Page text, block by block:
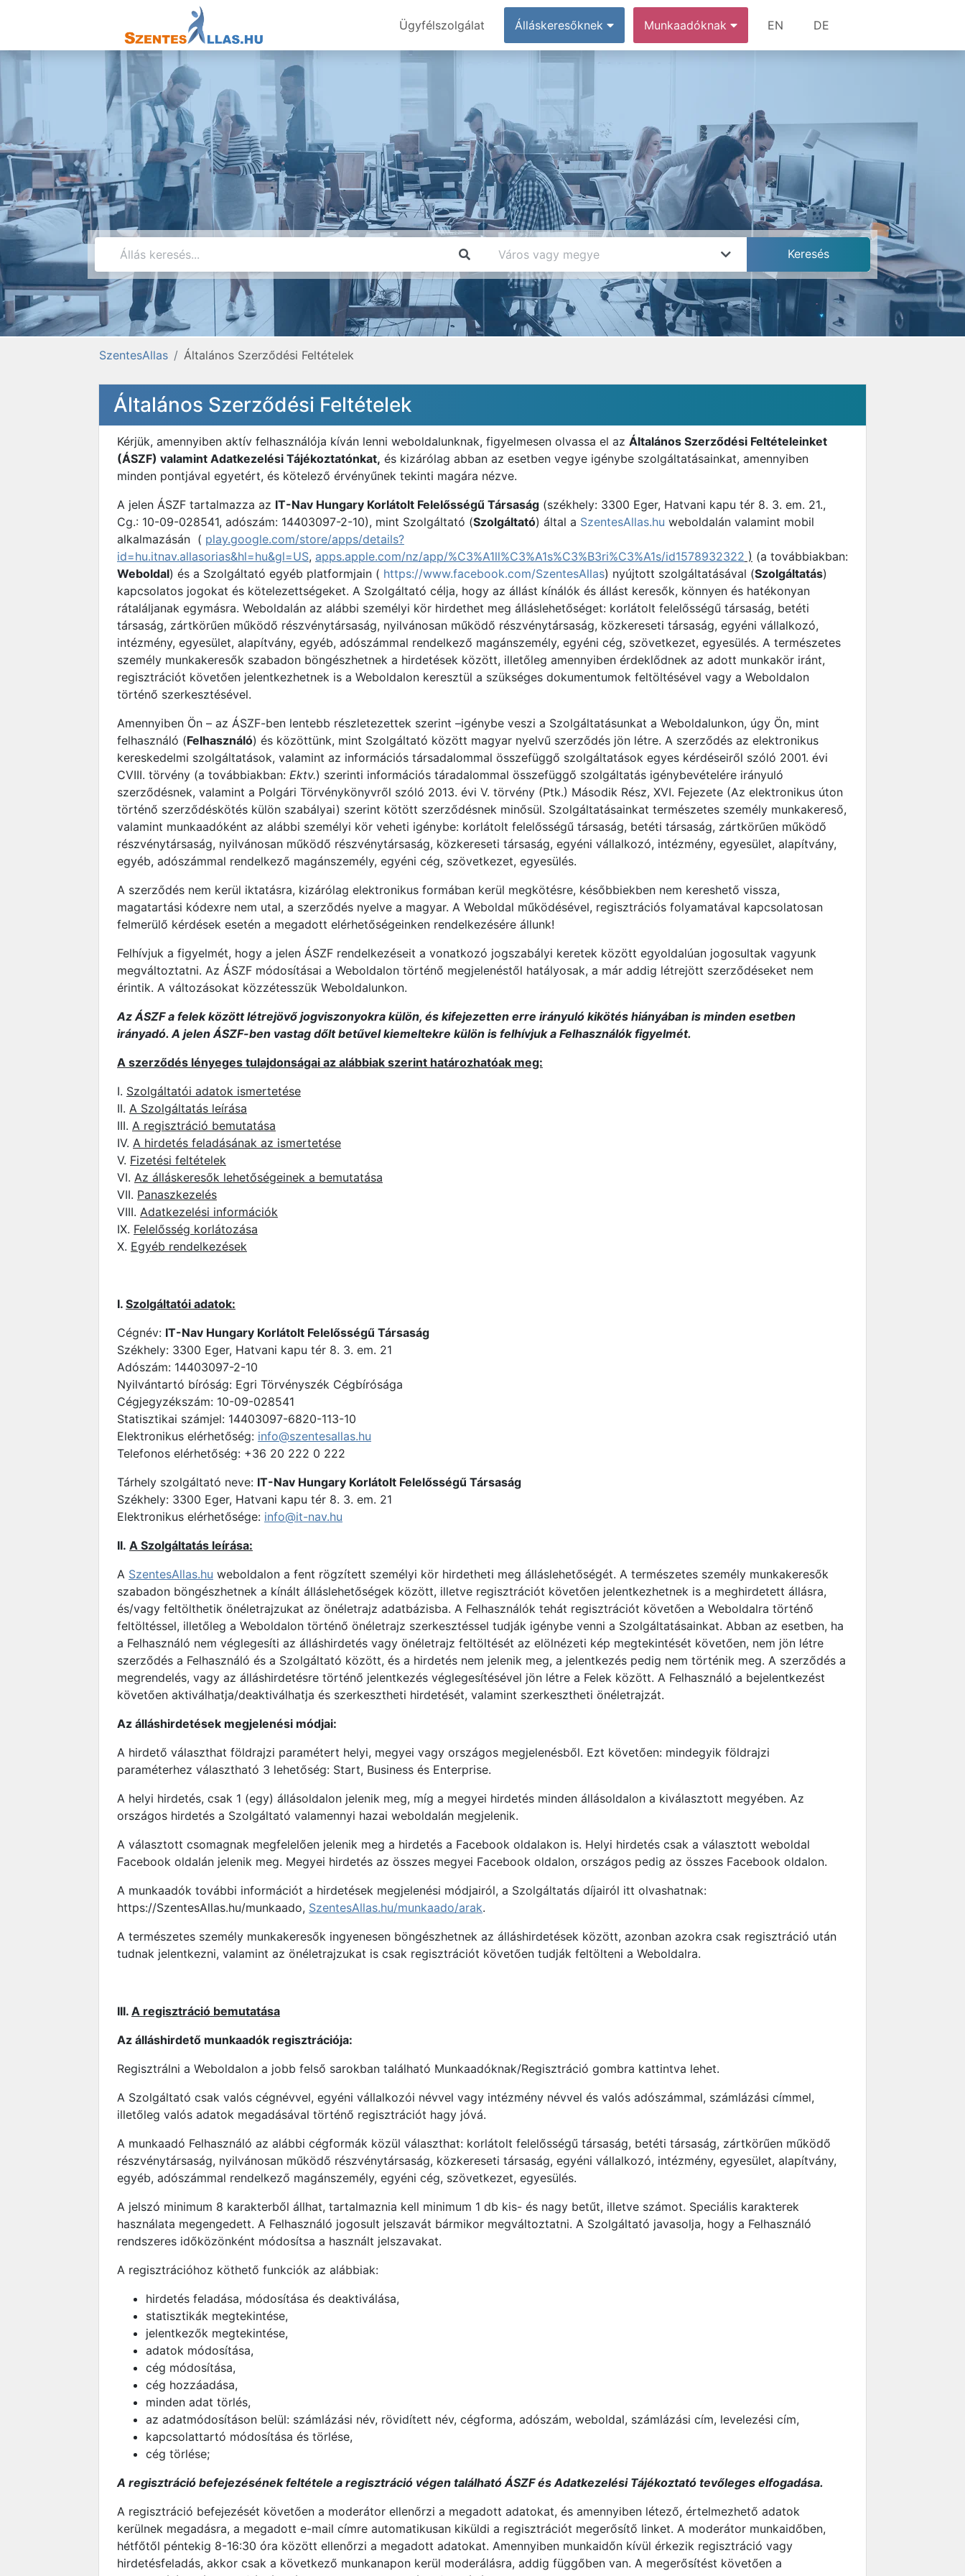
Ügyfélszolgálat Álláskeresőknek Munkaadóknak EN DE
SzentesAllas Általános Szerződési Feltételek
Általános Szerződési Feltételek
Kérjük, amennyiben aktív felhasználója kíván lenni weboldalunknak, figyelmesen olvassa el az Általános Szerződési Feltételeinket
(ÁSZF) valamint Adatkezelési Tájékoztatónkat, és kizárólag abban az esetben vegye igénybe szolgáltatásainkat, amennyiben
minden pontjával egyetért, és kötelező érvényűnek tekinti magára nézve.
A jelen ÁSZF tartalmazza az IT-Nav Hungary Korlátolt Felelősségű Társaság (székhely: 3300 Eger, Hatvani kapu tér 8. 3. em. 21.,
Cg.: 10-09-028541, adószám: 14403097-2-10), mint Szolgáltató (Szolgáltató) által a SzentesAllas.hu weboldalán valamint mobil
alkalmazásán ( play.google.com/store/apps/details?
id=hu.itnav.allasorias&hl=hu&gl=US, apps.apple.com/nz/app/%C3%A1ll%C3%A1s%C3%B3ri%C3%A1s/id1578932322 ) (a továbbiakban:
Weboldal) és a Szolgáltató egyéb platformjain ( https://www.facebook.com/SzentesAllas) nyújtott szolgáltatásával (Szolgáltatás)
kapcsolatos jogokat és kötelezettségeket. A Szolgáltató célja, hogy az állást kínálók és állást keresők, könnyen és hatékonyan
rátaláljanak egymásra. Weboldalán az alábbi személyi kör hirdethet meg álláslehetőséget: korlátolt felelősségű társaság, betéti
társaság, zártkörűen működő részvénytársaság, nyilvánosan működő részvénytársaság, közkereseti társaság, egyéni vállalkozó,
intézmény, egyesület, alapítvány, egyéb, adószámmal rendelkező magánszemély, egyéni cég, szövetkezet, egyesülés. A természetes
személy munkakeresők szabadon böngészhetnek a hirdetések között, illetőleg amennyiben érdeklődnek az adott munkakör iránt,
regisztrációt követően jelentkezhetnek is a Weboldalon keresztül a szükséges dokumentumok feltöltésével vagy a Weboldalon
történő szerkesztésével.
Amennyiben Ön – az ÁSZF-ben lentebb részletezettek szerint –igénybe veszi a Szolgáltatásunkat a Weboldalunkon, úgy Ön, mint
felhasználó (Felhasználó) és közöttünk, mint Szolgáltató között magyar nyelvű szerződés jön létre. A szerződés az elektronikus
kereskedelmi szolgáltatások, valamint az információs társadalommal összefüggő szolgáltatások egyes kérdéseiről szóló 2001. évi
CVIII. törvény (a továbbiakban: Ektv.) szerinti információs táradalommal összefüggő szolgáltatás igénybevételére irányuló
szerződésnek, valamint a Polgári Törvénykönyvről szóló 2013. évi V. törvény (Ptk.) Második Rész, XVI. Fejezete (Az elektronikus úton
történő szerződéskötés külön szabályai) szerint kötött szerződésnek minősül. Szolgáltatásainkat természetes személy munkakereső,
valamint munkaadóként az alábbi személyi kör veheti igénybe: korlátolt felelősségű társaság, betéti társaság, zártkörűen működő
részvénytársaság, nyilvánosan működő részvénytársaság, közkereseti társaság, egyéni vállalkozó, intézmény, egyesület, alapítvány,
egyéb, adószámmal rendelkező magánszemély, egyéni cég, szövetkezet, egyesülés.
A szerződés nem kerül iktatásra, kizárólag elektronikus formában kerül megkötésre, későbbiekben nem kereshető vissza,
magatartási kódexre nem utal, a szerződés nyelve a magyar. A Weboldal működésével, regisztrációs folyamatával kapcsolatosan
felmerülő kérdések esetén a megadott elérhetőségeinken rendelkezésére állunk!
Felhívjuk a figyelmét, hogy a jelen ÁSZF rendelkezéseit a vonatkozó jogszabályi keretek között egyoldalúan jogosultak vagyunk
megváltoztatni. Az ÁSZF módosításai a Weboldalon történő megjelenéstől hatályosak, a már addig létrejött szerződéseket nem
érintik. A változásokat közzétesszük Weboldalunkon.
Az ÁSZF a felek között létrejövő jogviszonyokra külön, és kifejezetten erre irányuló kikötés hiányában is minden esetben
irányadó. A jelen ÁSZF-ben vastag dőlt betűvel kiemeltekre külön is felhívjuk a Felhasználók figyelmét.
A szerződés lényeges tulajdonságai az alábbiak szerint határozhatóak meg:
I. Szolgáltatói adatok ismertetése
II. A Szolgáltatás leírása
III. A regisztráció bemutatása
IV. A hirdetés feladásának az ismertetése
V. Fizetési feltételek
VI. Az álláskeresők lehetőségeinek a bemutatása
VII. Panaszkezelés
VIII. Adatkezelési információk
IX. Felelősség korlátozása
X. Egyéb rendelkezések
I. Szolgáltatói adatok:
Cégnév: IT-Nav Hungary Korlátolt Felelősségű Társaság
Székhely: 3300 Eger, Hatvani kapu tér 8. 3. em. 21
Adószám: 14403097-2-10
Nyilvántartó bíróság: Egri Törvényszék Cégbírósága
Cégjegyzékszám: 10-09-028541
Statisztikai számjel: 14403097-6820-113-10
Elektronikus elérhetőség: info@szentesallas.hu
Telefonos elérhetőség: +36 20 222 0 222
Tárhely szolgáltató neve: IT-Nav Hungary Korlátolt Felelősségű Társaság
Székhely: 3300 Eger, Hatvani kapu tér 8. 3. em. 21
Elektronikus elérhetősége: info@it-nav.hu
II. A Szolgáltatás leírása:
A SzentesAllas.hu weboldalon a fent rögzített személyi kör hirdetheti meg álláslehetőségét. A természetes személy munkakeresők
szabadon böngészhetnek a kínált álláslehetőségek között, illetve regisztrációt követően jelentkezhetnek is a meghirdetett állásra,
és/vagy feltölthetik önéletrajzukat az önéletrajz adatbázisba. A Felhasználók tehát regisztrációt követően a Weboldalra történő
feltöltéssel, illetőleg a Weboldalon történő önéletrajz szerkesztéssel tudják igénybe venni a Szolgáltatásainkat. Abban az esetben, ha
a Felhasználó nem véglegesíti az álláshirdetés vagy önéletrajz feltöltését az elölnézeti kép megtekintését követően, nem jön létre
szerződés a Felhasználó és a Szolgáltató között, és a hirdetés nem jelenik meg, a jelentkezés pedig nem történik meg. A szerződés a
megrendelés, vagy az álláshirdetésre történő jelentkezés véglegesítésével jön létre a Felek között. A Felhasználó a bejelentkezést
követően aktiválhatja/deaktiválhatja és szerkesztheti hirdetését, valamint szerkesztheti önéletrajzát.
Az álláshirdetések megjelenési módjai:
A hirdető választhat földrajzi paramétert helyi, megyei vagy országos megjelenésből. Ezt követően: mindegyik földrajzi
paraméterhez választható 3 lehetőség: Start, Business és Enterprise.
A helyi hirdetés, csak 1 (egy) állásoldalon jelenik meg, míg a megyei hirdetés minden állásoldalon a kiválasztott megyében. Az
országos hirdetés a Szolgáltató valamennyi hazai weboldalán megjelenik.
A választott csomagnak megfelelően jelenik meg a hirdetés a Facebook oldalakon is. Helyi hirdetés csak a választott weboldal
Facebook oldalán jelenik meg. Megyei hirdetés az összes megyei Facebook oldalon, országos pedig az összes Facebook oldalon.
A munkaadók további információt a hirdetések megjelenési módjairól, a Szolgáltatás díjairól itt olvashatnak:
https://SzentesAllas.hu/munkaado, SzentesAllas.hu/munkaado/arak.
A természetes személy munkakeresők ingyenesen böngészhetnek az álláshirdetések között, azonban azokra csak regisztráció után
tudnak jelentkezni, valamint az önéletrajzukat is csak regisztrációt követően tudják feltölteni a Weboldalra.
III. A regisztráció bemutatása
Az álláshirdető munkaadók regisztrációja:
Regisztrálni a Weboldalon a jobb felső sarokban található Munkaadóknak/Regisztráció gombra kattintva lehet.
A Szolgáltató csak valós cégnévvel, egyéni vállalkozói névvel vagy intézmény névvel és valós adószámmal, számlázási címmel,
illetőleg valós adatok megadásával történő regisztrációt hagy jóvá.
A munkaadó Felhasználó az alábbi cégformák közül választhat: korlátolt felelősségű társaság, betéti társaság, zártkörűen működő
részvénytársaság, nyilvánosan működő részvénytársaság, közkereseti társaság, egyéni vállalkozó, intézmény, egyesület, alapítvány,
egyéb, adószámmal rendelkező magánszemély, egyéni cég, szövetkezet, egyesülés.
A jelszó minimum 8 karakterből állhat, tartalmaznia kell minimum 1 db kis- és nagy betűt, illetve számot. Speciális karakterek
használata megengedett. A Felhasználó jogosult jelszavát bármikor megváltoztatni. A Szolgáltató javasolja, hogy a Felhasználó
rendszeres időközönként módosítsa a használt jelszavakat.
A regisztrációhoz köthető funkciók az alábbiak:
hirdetés feladása, módosítása és deaktiválása,
statisztikák megtekintése,
jelentkezők megtekintése,
adatok módosítása,
cég módosítása,
cég hozzáadása,
minden adat törlés,
az adatmódosításon belül: számlázási név, rövidített név, cégforma, adószám, weboldal, számlázási cím, levelezési cím,
kapcsolattartó módosítása és törlése,
cég törlése;
A regisztráció befejezésének feltétele a regisztráció végen található ÁSZF és Adatkezelési Tájékoztató tevőleges elfogadása.
A regisztráció befejezését követően a moderátor ellenőrzi a megadott adatokat, és amennyiben létező, értelmezhető adatok
kerülnek megadásra, a megadott e-mail címre automatikusan kiküldi a regisztrációt megerősítő linket. A moderátor munkaidőben,
hétfőtől péntekig 8-16:30 óra között ellenőrzi a megadott adatokat. Amennyiben munkaidőn kívül érkezik regisztráció vagy
hirdetésfeladás, akkor csak a következő munkanapon kerül moderálásra, addig függőben van. A megerősítést követően a